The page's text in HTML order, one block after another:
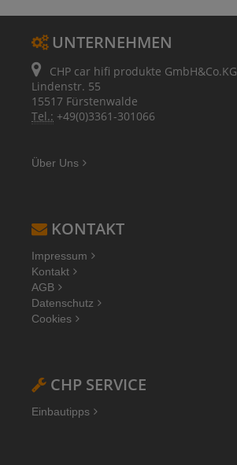
UNTERNEHMEN
CHP car hifi produkte GmbH&Co.KG
Lindenstr. 55
15517 Fürstenwalde
Tel.: +49(0)3361-301066
Über Uns
KONTAKT
Impressum
Kontakt
AGB
Datenschutz
Cookies
CHP SERVICE
Einbautipps